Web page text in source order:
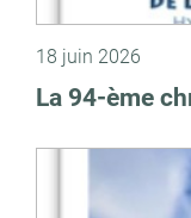
18 juin 2026
La 94-ème